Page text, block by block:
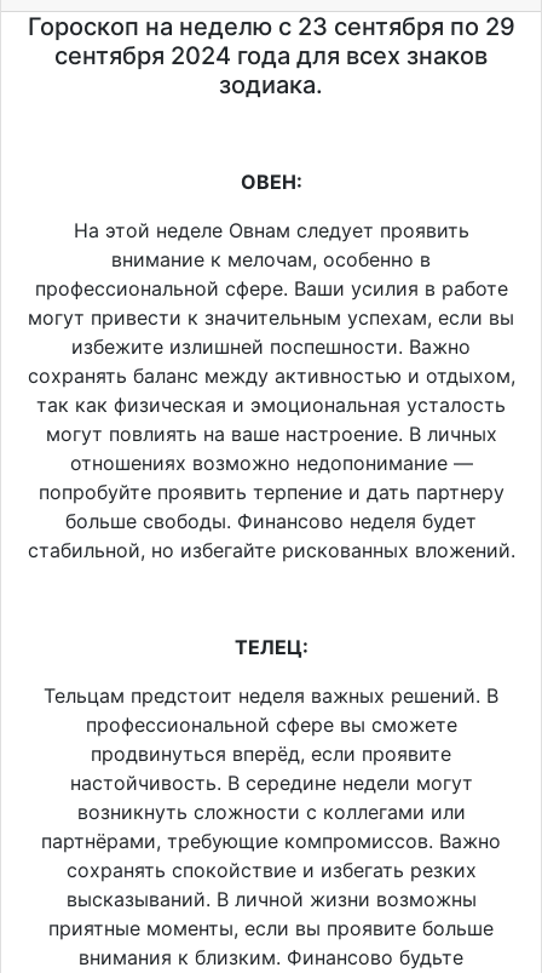
Гороскоп на неделю с 23 сентября по 29
сентября 2024 года для всех знаков
зодиака.
ОВЕН:
На этой неделе Овнам следует проявить
внимание к мелочам, особенно в
профессиональной сфере. Ваши усилия в работе
могут привести к значительным успехам, если вы
избежите излишней поспешности. Важно
сохранять баланс между активностью и отдыхом,
так как физическая и эмоциональная усталость
могут повлиять на ваше настроение. В личных
отношениях возможно недопонимание —
попробуйте проявить терпение и дать партнеру
больше свободы. Финансово неделя будет
стабильной, но избегайте рискованных вложений.
ТЕЛЕЦ:
Тельцам предстоит неделя важных решений. В
профессиональной сфере вы сможете
продвинуться вперёд, если проявите
настойчивость. В середине недели могут
возникнуть сложности с коллегами или
партнёрами, требующие компромиссов. Важно
сохранять спокойствие и избегать резких
высказываний. В личной жизни возможны
приятные моменты, если вы проявите больше
внимания к близким. Финансово будьте